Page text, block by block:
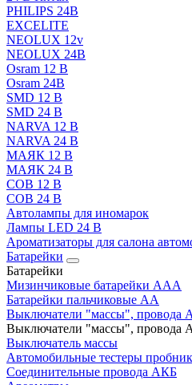
PHILIPS 24В
EXCELITE
NEOLUX 12v
NEOLUX 24В
Osram 12 В
Osram 24В
SMD 12 В
SMD 24 В
NARVA 12 В
NARVA 24 В
МАЯК 12 В
МАЯК 24 В
COB 12 В
COB 24 В
Автолампы для иномарок
Лампы LED 24 B
Ароматизаторы для салона
Батарейки
Батарейки
Мизинчиковые батарейки AAA
Батарейки пальчиковые АА
Выключатели "массы", провода
Выключатели "массы", провода
Выключатель массы
Автомобильные тестеры
Соединительные провода АКБ